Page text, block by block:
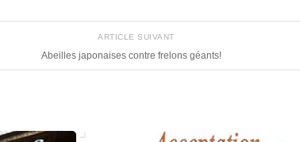
ARTICLE SUIVANT
Abeilles japonaises contre frelons géants!